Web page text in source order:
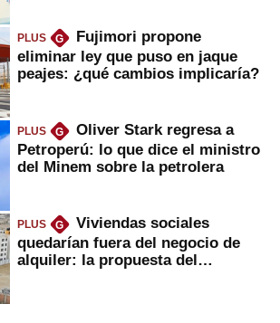
PLUS G
Fujimori propone
eliminar ley que puso en jaque
peajes: ¿qué cambios implicaría?
PLUS G
Oliver Stark regresa a
Petroperú: lo que dice el ministro
del Minem sobre la petrolera
PLUS G
Viviendas sociales
quedarían fuera del negocio de
alquiler: la propuesta del